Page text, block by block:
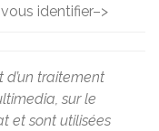
identifier–>
d’un traitement
sur le
et sont utilisées